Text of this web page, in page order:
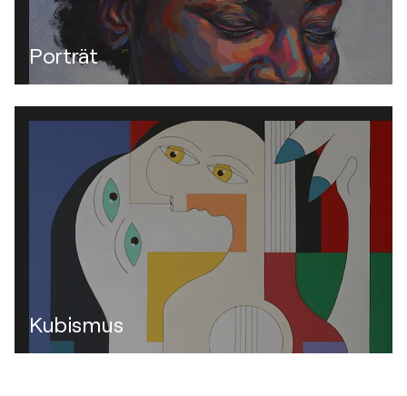
Porträt
Kubismus